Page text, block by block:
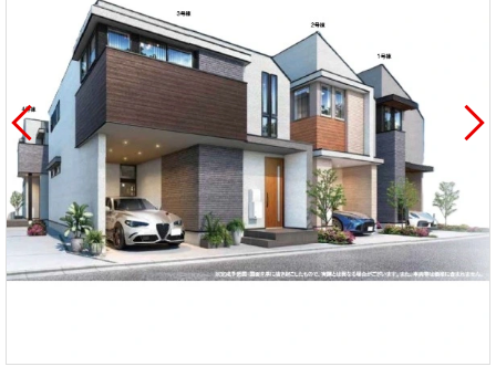
件
を
探
す
購入向け
サービス
住宅ロー
ンシミュ
レーショ
ン
住まい1プ
ラス（お
役立ちコ
ラム）
売却向け
サービス
周辺相場
検索
住まい1プ
ラス（お
役立ちコ
ラム）
住まいと
暮らしの
税金の本
売却ガイ
ド